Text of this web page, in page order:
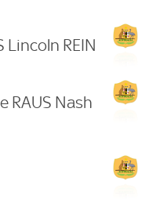
Lincoln REIN
RAUS Nash